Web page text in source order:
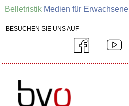
Belletristik Medien für Erwachsene
BESUCHEN SIE UNS AUF